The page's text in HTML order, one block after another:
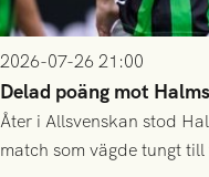
2026-07-26 21:00
Delad poäng mot
Åter i Allsvenskan stod
match som vägde tungt